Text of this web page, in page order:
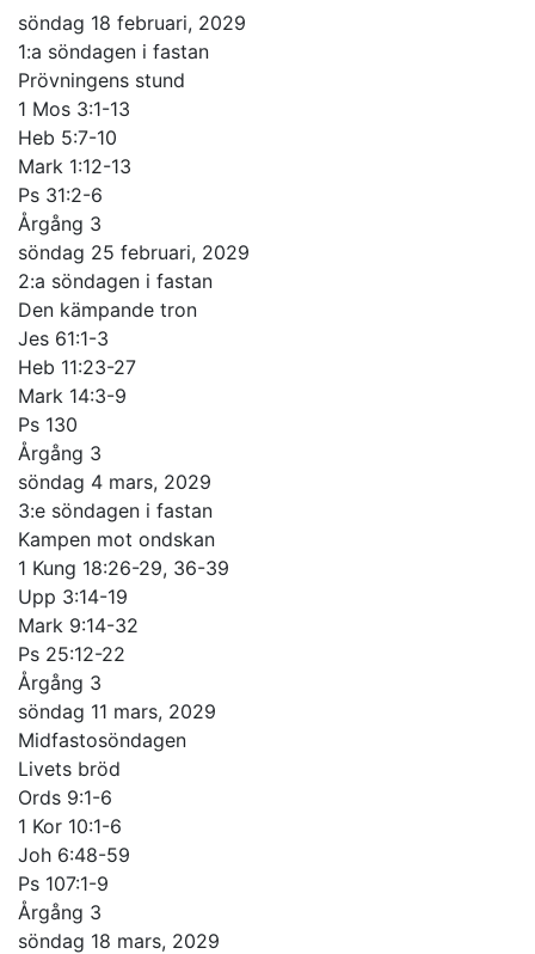
söndag 18 februari, 2029
1:a söndagen i fastan
Prövningens stund
1 Mos 3:1-13
Heb 5:7-10
Mark 1:12-13
Ps 31:2-6
Årgång 3
söndag 25 februari, 2029
2:a söndagen i fastan
Den kämpande tron
Jes 61:1-3
Heb 11:23-27
Mark 14:3-9
Ps 130
Årgång 3
söndag 4 mars, 2029
3:e söndagen i fastan
Kampen mot ondskan
1 Kung 18:26-29, 36-39
Upp 3:14-19
Mark 9:14-32
Ps 25:12-22
Årgång 3
söndag 11 mars, 2029
Midfastosöndagen
Livets bröd
Ords 9:1-6
1 Kor 10:1-6
Joh 6:48-59
Ps 107:1-9
Årgång 3
söndag 18 mars, 2029